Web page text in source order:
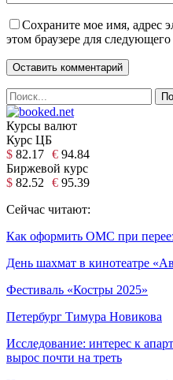
Сохраните мое имя, адрес
этом браузере для
Курсы валют
Курс ЦБ
$ 82.17 € 94.84
Биржевой курс
$ 82.52 € 95.39
Сейчас читают:
Как оформить ОМС при
День шахмат в кинотеатре
Фестиваль «Костры 2025»
Петербург Тимура Новикова
Исследование: интерес к
вырос почти на треть